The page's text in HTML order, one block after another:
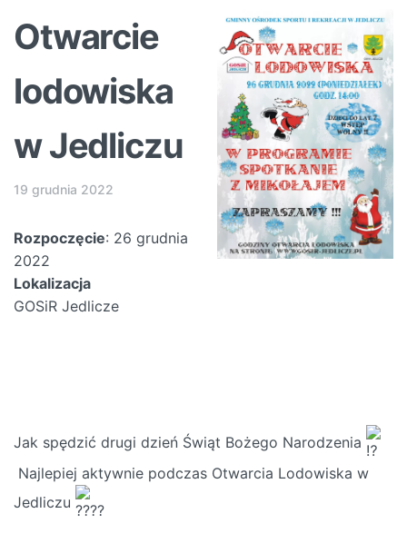
Otwarcie
lodowiska
w Jedliczu
19 grudnia 2022
Rozpoczęcie: 26 grudnia
2022
Lokalizacja
GOSiR Jedlicze
Jak spędzić drugi dzień Świąt Bożego Narodzenia
Najlepiej aktywnie podczas Otwarcia Lodowiska w
Jedliczu